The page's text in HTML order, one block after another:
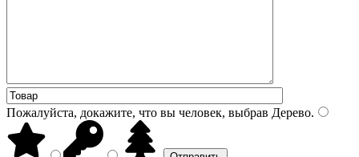
Пожалуйста, докажите, что вы человек, выбрав Дерево.